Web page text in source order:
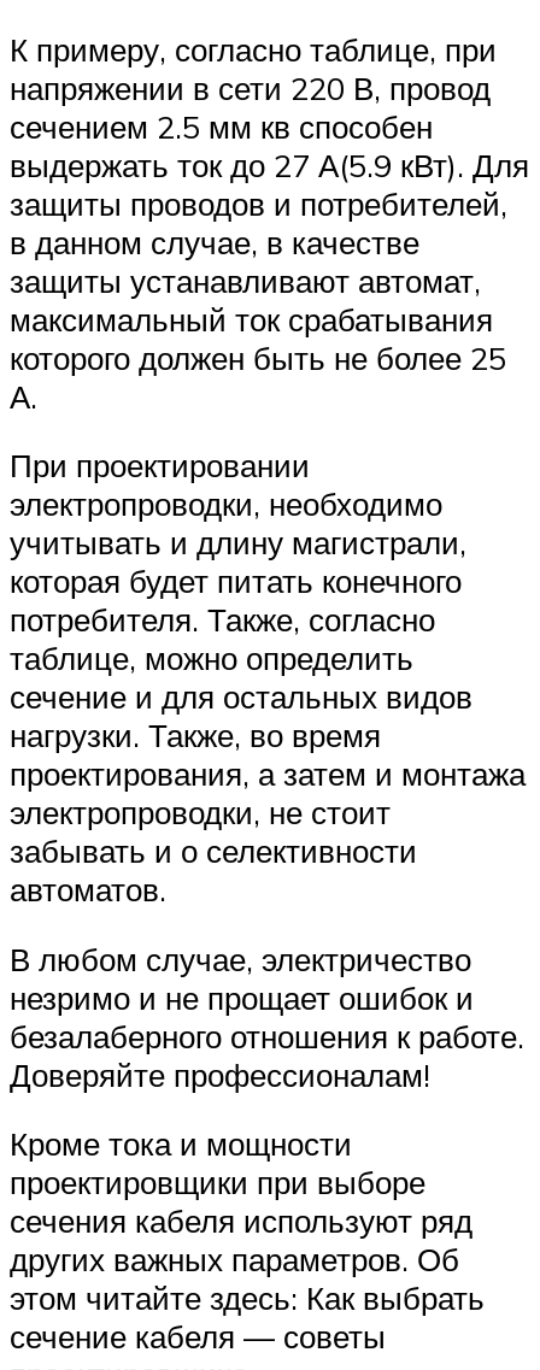
К примеру, согласно таблице, при
напряжении в сети 220 В, провод
сечением 2.5 мм кв способен
выдержать ток до 27 А(5.9 кВт). Для
защиты проводов и потребителей,
в данном случае, в качестве
защиты устанавливают автомат,
максимальный ток срабатывания
которого должен быть не более 25
А.
При проектировании
электропроводки, необходимо
учитывать и длину магистрали,
которая будет питать конечного
потребителя. Также, согласно
таблице, можно определить
сечение и для остальных видов
нагрузки. Также, во время
проектирования, а затем и монтажа
электропроводки, не стоит
забывать и о селективности
автоматов.
В любом случае, электричество
незримо и не прощает ошибок и
безалаберного отношения к работе.
Доверяйте профессионалам!
Кроме тока и мощности
проектировщики при выборе
сечения кабеля используют ряд
других важных параметров. Об
этом читайте здесь: Как выбрать
сечение кабеля — советы